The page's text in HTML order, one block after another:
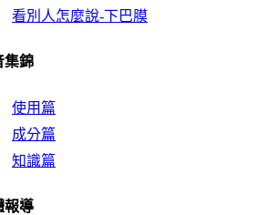
看別人怎麼說-下巴膜
集錦
使用篇
成分篇
知識篇
報導